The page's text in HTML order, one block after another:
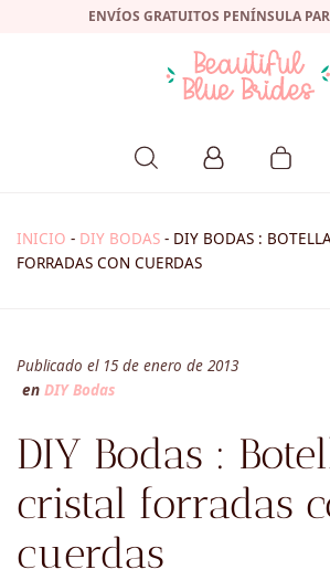
ENVÍOS GRATUITOS PENÍNSULA
INICIO - DIY BODAS - DIY BODAS :
FORRADAS CON CUERDAS
Publicado el 15 de enero de 2013
en DIY Bodas
DIY Bodas :
cristal forradas
cuerdas